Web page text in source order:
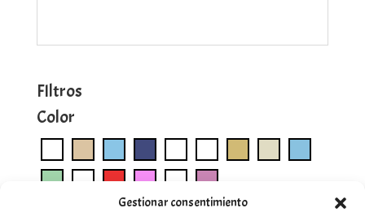
Gestionar consentimiento
FIltros
Color